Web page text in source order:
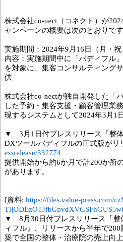
株式会社co-nect（コネクト）が
ャンペーンの概要は次のとおりで
実施期間：2024年9月16日（月・
内容：実施期間中に「バディフル
を対象に、集客コンサルティング
供
株式会社co-nectが独自開発した「
した予約・集客支援・顧客管理業
現するシステムとして2024年3月1
▼ 3月1日付プレスリリース「整
DXツールバディフルの正式版がリ
essrelease/332774
提供開始から約6か月で計200か所
があります。
[資料: https://files.value-press.com/
▼ 8月30日付プレスリリース「整
ィフル』、リリースから半年で
築で全国の整体・治療院の売上向